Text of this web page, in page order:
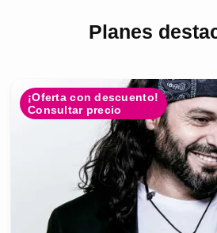
Planes
¡Oferta con descuento!
Consultar precio